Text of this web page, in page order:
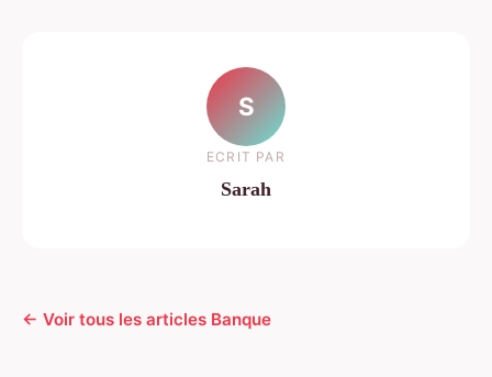
S
ECRIT PAR
Sarah
← Voir tous les articles Banque